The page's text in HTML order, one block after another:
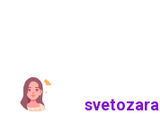
svetozara